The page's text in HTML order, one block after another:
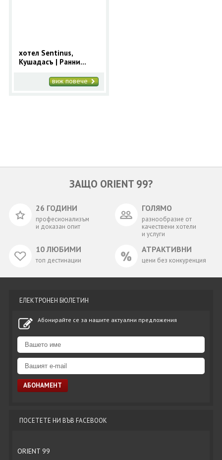
0700 144 34
хотел Sentinus,
Кушадасъ | Ранни
Кушадасъ с 9 нощувки
виж повече
ЗАЩО ORIENT 99?
26 ГОДИНИ
професионализъм
и доказан опит
ГОЛЯМО
разнообразие от
качествени хотели
и услуги
10 ЛЮБИМИ
топ дестинации
АТРАКТИВНИ
цени без конкуренция
ЕЛЕКТРОНЕН БЮЛЕТИН
Абонирайте се за нашите актуални предложения
ПОСЕТЕТЕ НИ ВЪВ FACEBOOK
ORIENT 99